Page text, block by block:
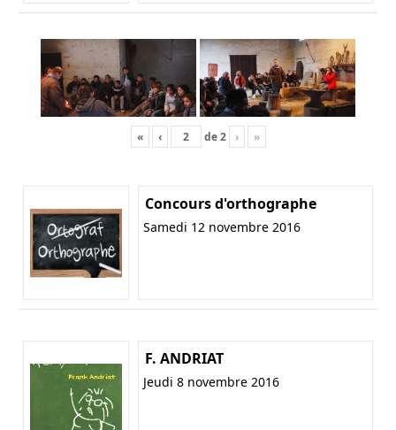
« ‹ de2 › »
Concours d'orthographe
Samedi 12 novembre 2016
F. ANDRIAT
Jeudi 8 novembre 2016